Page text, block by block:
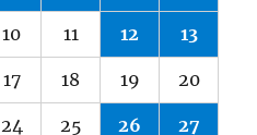
10 11 12 13
17 18 19 20
24 25 26 27